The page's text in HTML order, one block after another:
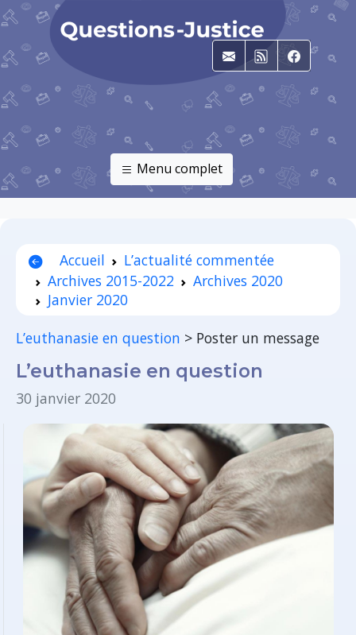
E-mailRSS
Menu complet
Accueil
L’actualité commentée
Archives 2015-2022
Archives 2020
Janvier 2020
L’euthanasie en question > Poster un message
L’euthanasie en question
30 janvier 2020